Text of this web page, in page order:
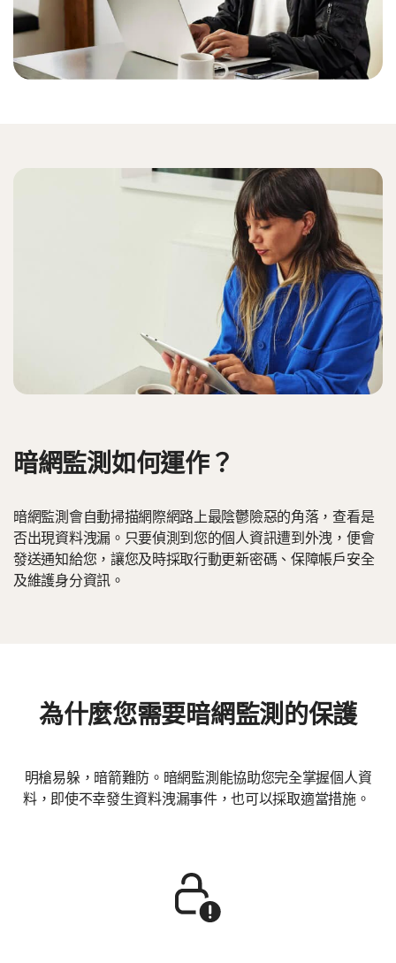
暗網監測如何運作？
暗網監測會自動掃描網際網路上最陰鬱險惡的角落，查看是
否出現資料洩漏。只要偵測到您的個人資訊遭到外洩，便會
發送通知給您，讓您及時採取行動更新密碼、保障帳戶安全
及維護身分資訊。
為什麼您需要暗網監測的保護
明槍易躲，暗箭難防。暗網監測能協助您完全掌握個人資
料，即使不幸發生資料洩漏事件，也可以採取適當措施。